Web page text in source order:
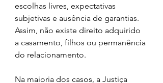
escolhas livres, expectativas
subjetivas e ausência de garantias.
Assim, não existe direito adquirido
a casamento, filhos ou permanência
do relacionamento.
Na maioria dos casos, a Justiça